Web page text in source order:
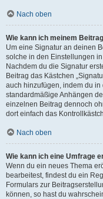
Nach oben
Wie kann ich meinem
Um eine Signatur an deinen
solche in den Einstellungen
Nachdem du die Signatur
Beitrag das Kästchen
auch hinzufügen, indem du
standardmäßige Anhängen
einzelnen Beitrag dennoch
dort einfach das
Nach oben
Wie kann ich eine Umfrage
Wenn du ein neues Thema
bearbeitest, findest du ein
Formulars zur
können, so hast du